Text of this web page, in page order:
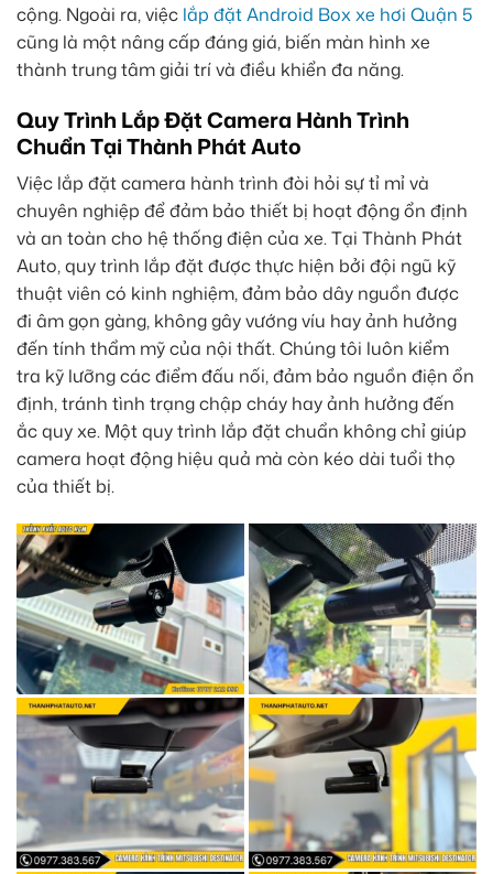
cộng. Ngoài ra, việc lắp đặt Android Box xe hơi Quận 5
cũng là một nâng cấp đáng giá, biến màn hình xe
thành trung tâm giải trí và điều khiển đa năng.
Quy Trình Lắp Đặt Camera Hành Trình
Chuẩn Tại Thành Phát Auto
Việc lắp đặt camera hành trình đòi hỏi sự tỉ mỉ và
chuyên nghiệp để đảm bảo thiết bị hoạt động ổn định
và an toàn cho hệ thống điện của xe. Tại Thành Phát
Auto, quy trình lắp đặt được thực hiện bởi đội ngũ kỹ
thuật viên có kinh nghiệm, đảm bảo dây nguồn được
đi âm gọn gàng, không gây vướng víu hay ảnh hưởng
đến tính thẩm mỹ của nội thất. Chúng tôi luôn kiểm
tra kỹ lưỡng các điểm đấu nối, đảm bảo nguồn điện ổn
định, tránh tình trạng chập cháy hay ảnh hưởng đến
ắc quy xe. Một quy trình lắp đặt chuẩn không chỉ giúp
camera hoạt động hiệu quả mà còn kéo dài tuổi thọ
của thiết bị.